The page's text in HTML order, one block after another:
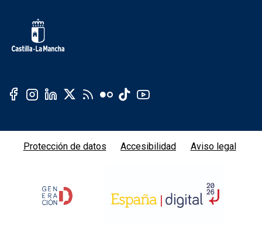
Redes sociales JCCM
Protección de datos Accesibilidad Aviso legal